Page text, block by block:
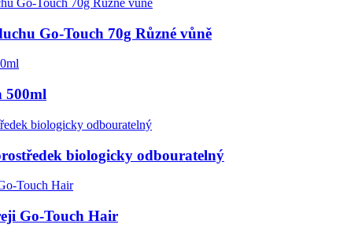
Go-Touch 70g Různé vůně
500ml
biologicky odbouratelný
Go-Touch Hair